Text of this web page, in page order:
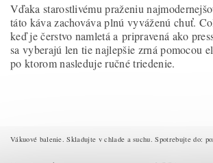
Vďaka starostlivému praženiu
táto káva zachováva plnú vyváženú chuť.
keď je čerstvo namletá a pripravená ako
sa vyberajú len tie najlepšie zrná pomocou
po ktorom nasleduje ručné triedenie.
Vákuové balenie. Skladujte v chlade a suchu. Spotrebujte do: